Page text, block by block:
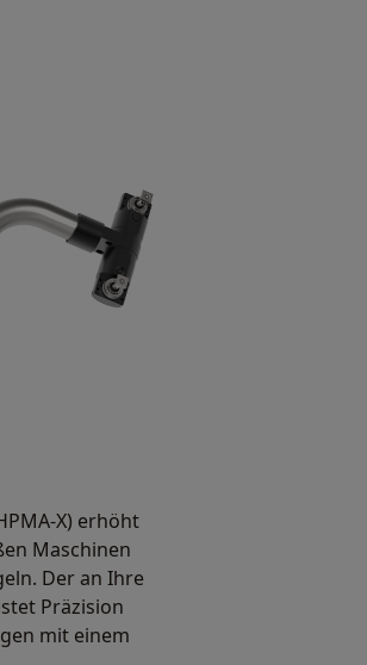
X) erhöht
Maschinen
Der an Ihre
Präzision
mit einem